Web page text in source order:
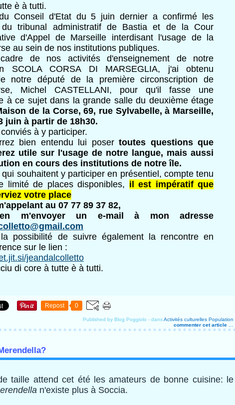
è à tutti.
Conseil d'Etat du 5 juin dernier a confirmé les
du tribunal administratif de Bastia et de la Cour
d'Appel de Marseille interdisant l'usage de la
au sein de nos institutions publiques.
de nos activités d'enseignement de notre
SCOLA CORSA DI MARSEGLIA, j'ai obtenu
notre député de la première circonscription de
Michel CASTELLANI, pour qu'il fasse une
à ce sujet dans la grande salle du deuxième étage
de la Corse, 69, rue Sylvabelle, à Marseille,
juin à partir de 18h30.
à y participer.
bien entendu lui poser toutes questions que
utile sur l'usage de notre langue, mais aussi
en cours des institutions de notre île.
souhaitent y participer en présentiel, compte tenu
limité de places disponibles, il est impératif que
votre place
au 07 77 89 37 82,
m'envoyer un e-mail à mon adresse
possibilité de suivre également la rencontre en
sur le lien :
jeandalcolletto
di core à tutte è à tutti.
Repost 0
Published by Blog Poggiolo - dansActivités culturelles Population
commenter cet article
taille attend cet été les amateurs de bonne cuisine: le
n'existe plus à Soccia.